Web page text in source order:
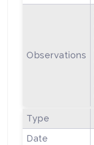
Observations
Type
Date